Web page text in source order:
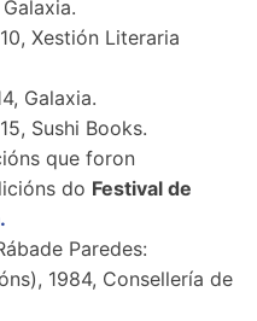
Xestión Literaria
Galaxia.
Sushi Books.
que foron
do Festival de
Paredes:
1984, Consellería de